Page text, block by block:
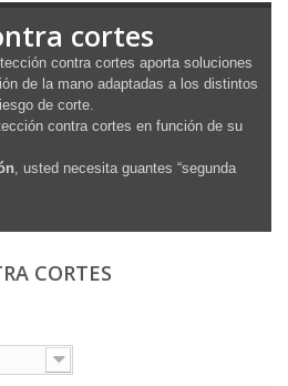
cortes
contra cortes aporta soluciones
de la mano adaptadas a los distintos
de corte.
contra cortes en función de su
, usted necesita guantes “segunda
CORTES